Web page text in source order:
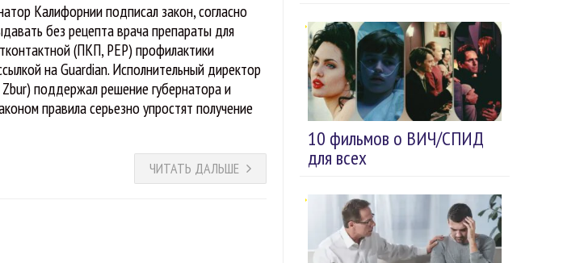
10 фильмов о ВИЧ/СПИД
для всех
Калифорнии подписал закон, согласно
без рецепта врача препараты для
(ПКП, PEP) профилактики
на Guardian. Исполнительный директор
поддержал решение губернатора и
правила серьезно упростят получение
ЧИТАТЬ ДАЛЬШЕ